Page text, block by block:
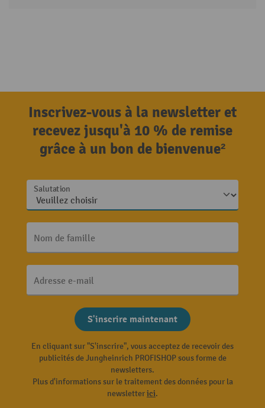
Inscrivez-vous à la newsletter et
recevez jusqu'à 10 % de remise
grâce à un bon de bienvenue²
Salutation
Nom de famille
Adresse e-mail
S'inscrire maintenant
En cliquant sur "S'inscrire", vous acceptez de recevoir des
publicités de Jungheinrich PROFISHOP sous forme de
newsletters.
Plus d'informations sur le traitement des données pour la
newsletterici.